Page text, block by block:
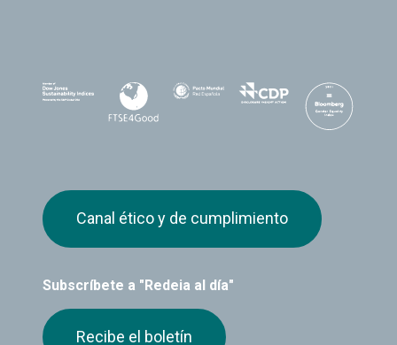
Subscríbete a "Redeia al día"
Recibe el boletín
Canal ético y de cumplimiento